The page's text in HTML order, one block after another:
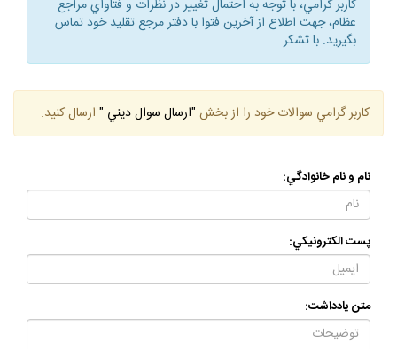
كاربر گرامي، با توجه به احتمال تغيير در نظرات و فتاواي مراجع
عظام، جهت اطلاع از آخرين فتوا با دفتر مرجع تقليد خود تماس
بگيريد. با تشكر
كاربر گرامي سوالات خود را از بخش "ارسال سوال ديني " ارسال كنيد.
نام و نام خانوادگي:
پست الكترونيكي:
متن يادداشت: